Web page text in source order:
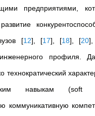
предприятиями,
[12] [17] [18] [20]
профиля.
технократический
навыкам (soft
коммуникативную